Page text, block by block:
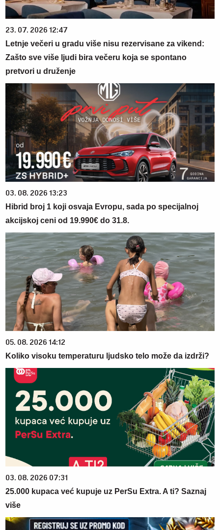
23. 07. 2026 12:47
Letnje večeri u gradu više nisu rezervisane za vikend:
Zašto sve više ljudi bira večeru koja se spontano
pretvori u druženje
03. 08. 2026 13:23
Hibrid broj 1 koji osvaja Evropu, sada po specijalnoj
akcijskoj ceni od 19.990€ do 31.8.
05. 08. 2026 14:12
Koliko visoku temperaturu ljudsko telo može da izdrži?
03. 08. 2026 07:31
25.000 kupaca već kupuje uz PerSu Extra. A ti? Saznaj
više